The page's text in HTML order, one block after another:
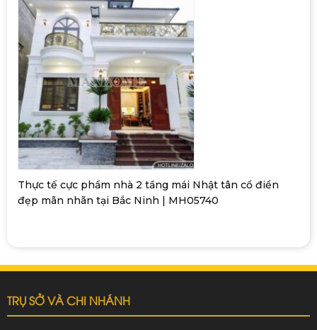
Thực tế cực phẩm nhà 2 tầng mái Nhật tân cổ điển
đẹp mãn nhãn tại Bắc Ninh | MH05740
TRỤ SỞ VÀ CHI NHÁNH